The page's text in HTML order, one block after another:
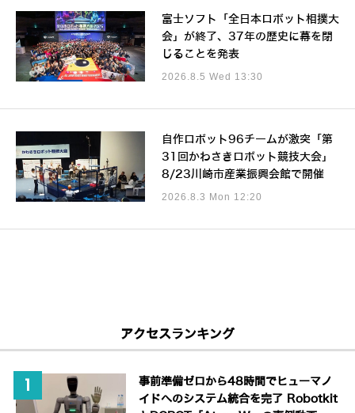
富士ソフト「全日本ロボット相撲大
会」が終了、37年の歴史に幕を閉
じることを発表
2026.8.5 Wed 13:30
自作ロボット96チームが激突「第
31回かわさきロボット競技大会」
8/23川崎市産業振興会館で開催
2026.8.3 Mon 12:20
アクセスランキング
事前準備ゼロから48時間でヒューマノ
イドへのシステム統合を完了 Robotkit